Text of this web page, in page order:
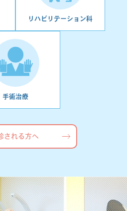
リハビリ テーション科
手術治療
される方へ